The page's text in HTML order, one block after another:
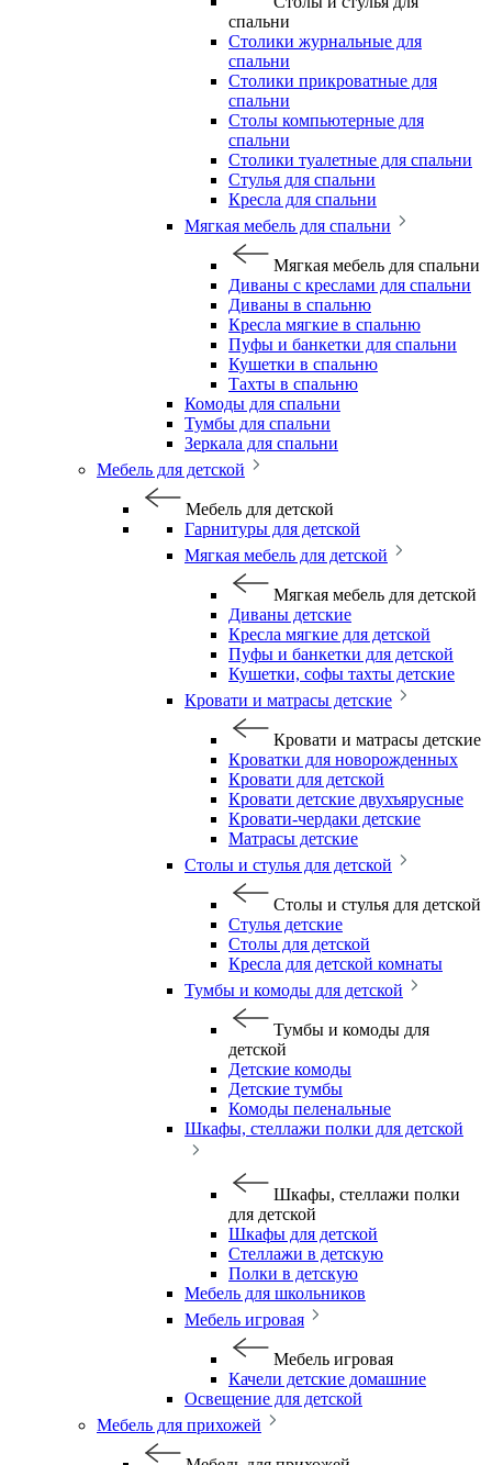
спальни
Столики журнальные для
спальни
Столики прикроватные для
спальни
Столы компьютерные для
спальни
Столики туалетные для спальни
Стулья для спальни
Кресла для спальни
Мягкая мебель для спальни
Мягкая мебель для спальни
Диваны с креслами для спальни
Диваны в спальню
Кресла мягкие в спальню
Пуфы и банкетки для спальни
Кушетки в спальню
Тахты в спальню
Комоды для спальни
Тумбы для спальни
Зеркала для спальни
Мебель для детской
Мебель для детской
Гарнитуры для детской
Мягкая мебель для детской
Мягкая мебель для детской
Диваны детские
Кресла мягкие для детской
Пуфы и банкетки для детской
Кушетки, софы тахты детские
Кровати и матрасы детские
Кровати и матрасы детские
Кроватки для новорожденных
Кровати для детской
Кровати детские двухъярусные
Кровати-чердаки детские
Матрасы детские
Столы и стулья для детской
Столы и стулья для детской
Стулья детские
Столы для детской
Кресла для детской комнаты
Тумбы и комоды для детской
Тумбы и комоды для
детской
Детские комоды
Детские тумбы
Комоды пеленальные
Шкафы, стеллажи полки для детской
Шкафы, стеллажи полки
для детской
Шкафы для детской
Стеллажи в детскую
Полки в детскую
Мебель для школьников
Мебель игровая
Мебель игровая
Качели детские домашние
Освещение для детской
Мебель для прихожей